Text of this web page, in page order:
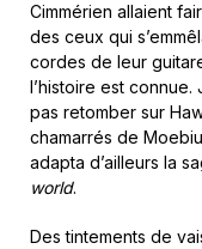
Cimmérien allaient
des ceux qui
cordes de leur
l’histoire est connue.
pas retomber sur
chamarrés de
adapta d’ailleurs la
world.
Des tintements de